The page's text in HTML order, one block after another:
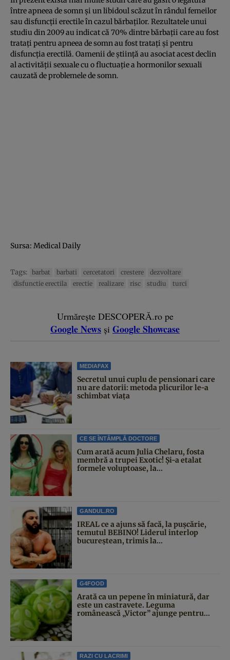
între apneea de somn şi un libidoul scăzut în rândul femeilor
sau disfuncţii erectile în cazul bărbaţilor. Rezultatele unui
studiu din 2009 au indicat că 70% dintre bărbaţii care au fost
trataţi pentru apneea de somn au fost trataţi şi pentru
disfuncţia erectilă. Oamenii de ştiinţă au asociat acest declin
al activităţii sexuale cu o fluctuaţie a hormonilor sexuali
cauzată de problemele de somn.
Sursa: Medical Daily
Tags: barbat barbati cercetatori crestere
dezvoltare
disfunctie erectila
erectie realizare risc studiu turci
Urmărește DESCOPERĂ.ro pe
Google News și Google Showcase
MEDIAFAX
Secretul unui cuplu de pensionari care
nu are datorii: metoda plicurilor le-a
schimbat viața
CE SE ÎNTÂMPLĂ DOCTORE
Cum arată acum Julia Chelaru, fosta
membră a trupei Exotic! Și-a etalat
formele voluptoase, la...
GANDUL.RO
IREAL ce a ajuns să facă, la pușcărie,
temutul BEBINO! Liderul interlop
bucureștean, trimis la...
G4FOOD
Arată ca un pepene în miniatură, dar
este un castravete. Leguma
românească „Victor” ajunge pentru...
RAZI CU LACRIMI